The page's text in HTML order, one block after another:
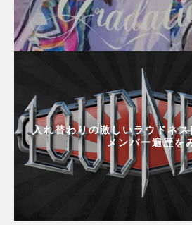
入れ替わりの激しいラウドネ
メンバー遍歴を